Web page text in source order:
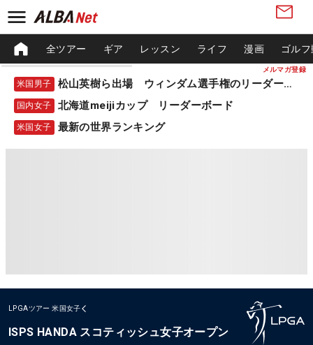
メルマガ登録
全ツアー ギア レッスン ライフ 漫画 ゴル
米国男子 松山英樹ら出場 ウィンダム選手権のリーダーボード
国内女子 北海道meijiカップ リーダーボード
米国女子 最新の世界ランキング
LPGAツアー 米国女子
ISPS HANDA スコティッシュ女子オープン